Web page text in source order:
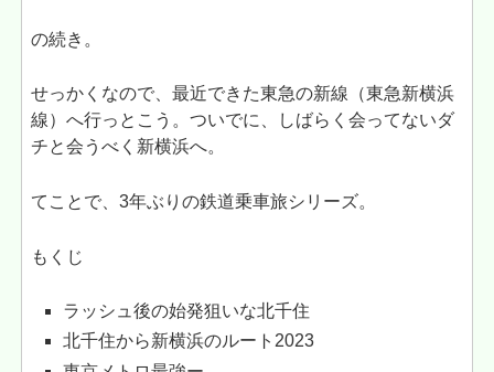
の続き。
せっかくなので、最近できた東急の新線（東急新横浜
線）へ行っとこう。ついでに、しばらく会ってないダ
チと会うべく新横浜へ。
てことで、3年ぶりの鉄道乗車旅シリーズ。
もくじ
ラッシュ後の始発狙いな北千住
北千住から新横浜のルート2023